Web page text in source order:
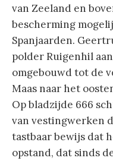
van Zeeland en
bescherming
Spanjaarden.
polder Ruigenhil
omgebouwd tot de
Maas naar het
Op bladzijde 666
van vestingwerken
tastbaar bewijs dat
opstand, dat sinds